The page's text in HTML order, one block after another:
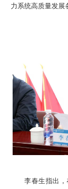
力系统高质量发展
李春生指出